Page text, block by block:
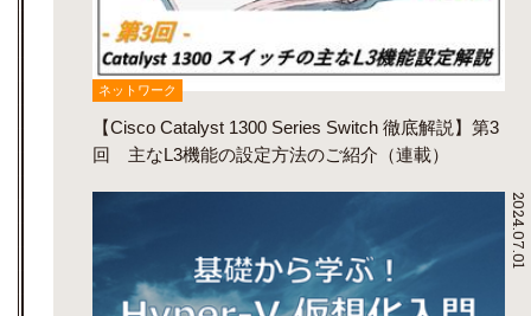
ネットワーク
【Cisco Catalyst 1300 Series Switch 徹底解説】第3
回 主なL3機能の設定方法のご紹介（連載）
2024.07.01